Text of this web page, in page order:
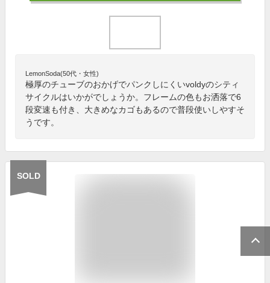
LemonSoda(50代・女性)
極厚のチューブのおかげでパンクしにくいvoldyのシティ
サイクルはいかがでしょうか。フレームの色もお洒落で6
段変速も付き、大きめなカゴもあるので普段使いしやすそ
うです。
SOLD